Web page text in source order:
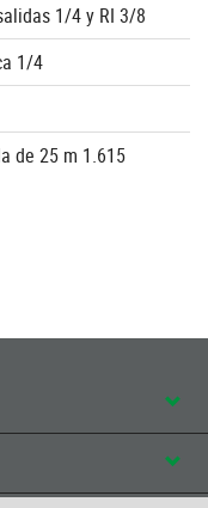
1/4 y RI 3/8
1/4
de 25 m 1.615